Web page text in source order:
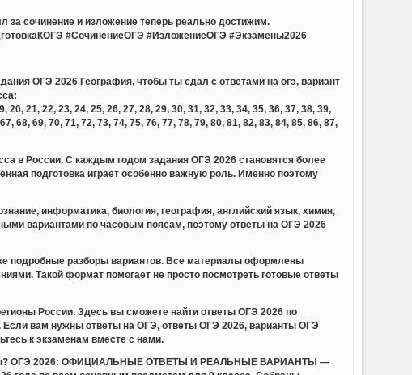
за сочинение и изложение теперь реально достижим.
#СочинениеОГЭ #ИзложениеОГЭ #Экзамены2026
ОГЭ 2026 География, чтобы ты сдал с ответами на огэ, вариант
21, 22, 23, 24, 25, 26, 27, 28, 29, 30, 31, 32, 33, 34, 35, 36, 37, 38, 39,
68, 69, 70, 71, 72, 73, 74, 75, 76, 77, 78, 79, 80, 81, 82, 83, 84, 85, 86, 87,
в России. С каждым годом задания ОГЭ 2026 становятся более
подготовка играет особенно важную роль. Именно поэтому
информатика, биология, география, английский язык, химия,
вариантами по часовым поясам, поэтому ответы на ОГЭ 2026
подробные разборы вариантов. Все материалы оформлены
Такой формат помогает не просто посмотреть готовые ответы
России. Здесь вы сможете найти ответы ОГЭ 2026 по
вам нужны ответы на ОГЭ, ответы ОГЭ 2026, варианты ОГЭ
к экзаменам вместе с нами.
ОГЭ 2026: ОФИЦИАЛЬНЫЕ ОТВЕТЫ И РЕАЛЬНЫЕ ВАРИАНТЫ —